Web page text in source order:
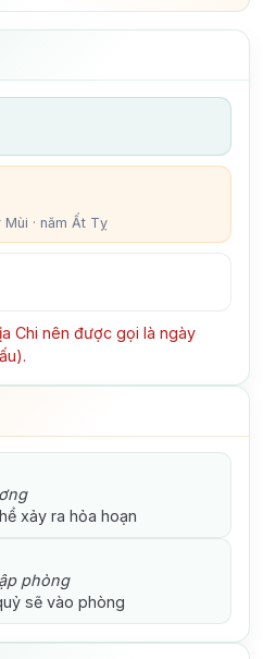
Mùi · năm Ất Tỵ
Chi nên được gọi là ngày
xảy ra hỏa hoạn
phòng
sẽ vào phòng